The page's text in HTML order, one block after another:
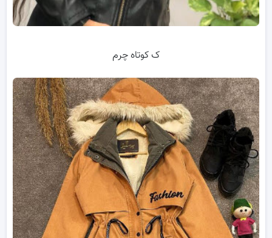
ک کوتاه چرم